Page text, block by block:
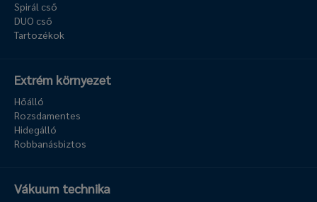
Spirál cső
DUO cső
Tartozékok
Extrém környezet
Hőálló
Rozsdamentes
Hidegálló
Robbanásbiztos
Vákuum technika